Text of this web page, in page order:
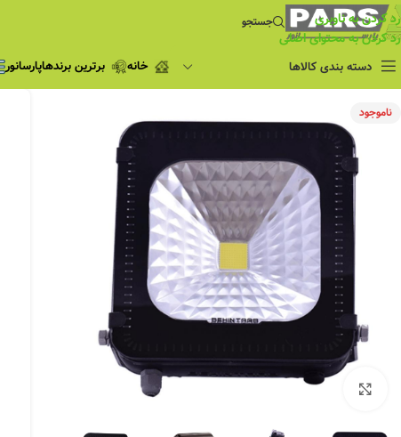
رد کردن به ناوبری
رد کردن به محتوای اصلی
جستجو
دسته بندی کالاها
چراغ مطالعه
چراغ اضطراری و
شارژی
ریسه شلنگی و لاین نوری
پروژکتور و نورافکن
چراغ خطی
چراغ آویز
چراغ استادیومی
خانه برترین برندهاپارسانور
ناموجود
بزرگنمایی تصویر